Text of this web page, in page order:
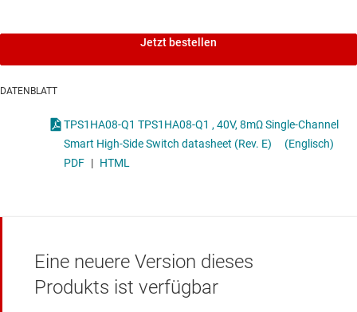
Jetzt bestellen
DATENBLATT
TPS1HA08-Q1 TPS1HA08-Q1 , 40V, 8mΩ Single-Channel
Smart High-Side Switch datasheet (Rev. E)
(Englisch)
PDF | HTML
Eine neuere Version dieses
Produkts ist verfügbar